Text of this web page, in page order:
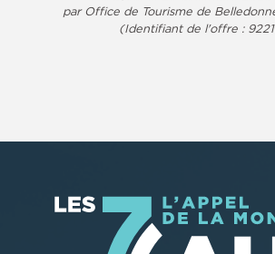
par Office de Tourisme de
(Identifiant de l'offre :